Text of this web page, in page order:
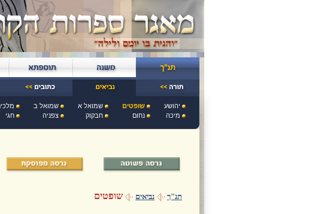
יהושע שופטים שמואל א שמואל ב
מיכה
נחום חבקוק צפניה חגי
תנ"ך נביאים שופטים